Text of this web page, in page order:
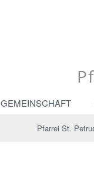
GEMEINSCHAFT
Pfarrei St.